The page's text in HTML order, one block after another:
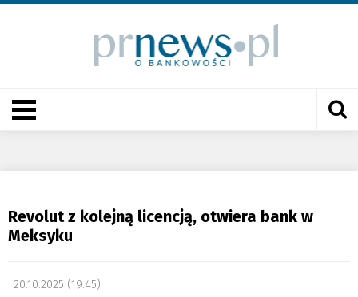
Revolut z kolejną licencją, otwiera bank w
Meksyku
20.10.2025 (19:45)